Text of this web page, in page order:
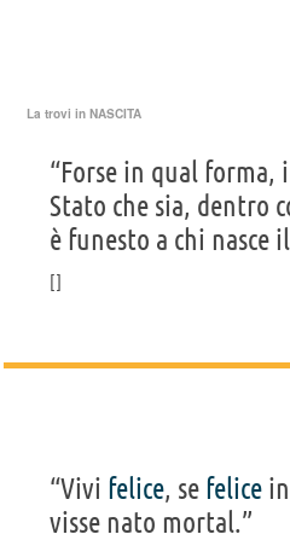
La trovi in NASCITA
“Forse in qual forma,
Stato che sia, dentro
è funesto a chi nasce
“Vivi felice, se felice in
visse nato mortal.”